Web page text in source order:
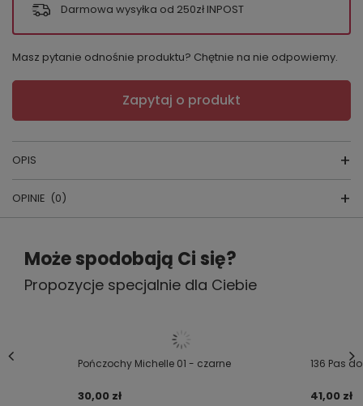
Darmowa wysyłka od 250zł INPOST
Masz pytanie odnośnie produktu? Chętnie na nie odpowiemy.
Zapytaj o produkt
OPIS
POŃCZOCHY MATILDE
PRODUKT POLSKI NIE CHIŃSKI !!!
NAJWYŻSZA JAKOŚĆ !!!
producent:
GATTA
kraj produkcji:
OPINIE (0)
Napisz swoją opinię
Twoja ocena:
Może spodobają Ci się?
Propozycje specjalnie dla Ciebie
Pończochy Michelle 01 - czarne
30,00 zł
136 Pas
41,00 zł